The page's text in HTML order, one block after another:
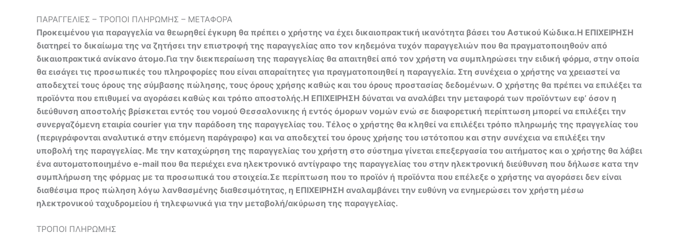
ΠΑΡΑΓΓΕΛΙΕΣ – ΤΡΟΠΟΙ ΠΛΗΡΩΜΗΣ – ΜΕΤΑΦΟΡΑ
Προκειμένου για παραγγελία να θεωρηθεί έγκυρη θα πρέπει ο χρήστης να έχει δικαιοπρακτική ικανότητα βάσει του Αστικού Κώδικα.Η ΕΠΙΧΕΙΡΗΣΗ
διατηρεί το δικαίωμα της να ζητήσει την επιστροφή της παραγγελίας απο τον κηδεμόνα τυχόν παραγγελιών που θα πραγματοποιηθούν από
δικαιοπρακτικά ανίκανο άτομο.Για την διεκπεραίωση της παραγγελίας θα απαιτηθεί από τον χρήστη να συμπληρώσει την ειδική φόρμα, στην οποία
θα εισάγει τις προσωπικές του πληροφορίες που είναι απαραίτητες για πραγματοποιηθεί η παραγγελία. Στη συνέχεια ο χρήστης να χρειαστεί να
αποδεχτεί τους όρους της σύμβασης πώλησης, τους όρους χρήσης καθώς και του όρους προστασίας δεδομένων. Ο χρήστης θα πρέπει να επιλέξει τα
προϊόντα που επιθυμεί να αγοράσει καθώς και τρόπο αποστολής.Η ΕΠΙΧΕΙΡΗΣΗ δύναται να αναλάβει την μεταφορά των προϊόντων εφ’ όσον η
διεύθυνση αποστολής βρίσκεται εντός του νομού Θεσσαλονικης ή εντός όμορων νομών ενώ σε διαφορετική περίπτωση μπορεί να επιλέξει την
συνεργαζόμενη εταιρία courier για την παράδοση της παραγγελίας του. Τέλος ο χρήστης θα κληθεί να επιλέξει τρόπο πληρωμής της πραγγελίας του
(περιγράφονται αναλυτικά στην επόμενη παράγραφο) και να αποδεχτεί του όρους χρήσης του ιστότοπου και στην συνέχεια να επιλέξει την
υποβολή της παραγγελίας. Με την καταχώρηση της παραγγελίας του χρήστη στο σύστημα γίνεται επεξεργασία του αιτήματος και ο χρήστης θα λάβει
ένα αυτοματοποιημένο e-mail που θα περιέχει ενα ηλεκτρονικό αντίγραφο της παραγγελίας του στην ηλεκτρονική διεύθυνση που δήλωσε κατα την
συμπλήρωση της φόρμας με τα προσωπικά του στοιχεία.Σε περίπτωση που το προϊόν ή προϊόντα που επέλεξε ο χρήστης να αγοράσει δεν είναι
διαθέσιμα προς πώληση λόγω λανθασμένης διαθεσιμότητας, η ΕΠΙΧΕΙΡΗΣΗ αναλαμβάνει την ευθύνη να ενημερώσει τον χρήστη μέσω
ηλεκτρονικού ταχυδρομείου ή τηλεφωνικά για την μεταβολή/ακύρωση της παραγγελίας.
ΤΡΟΠΟΙ ΠΛΗΡΩΜΗΣ